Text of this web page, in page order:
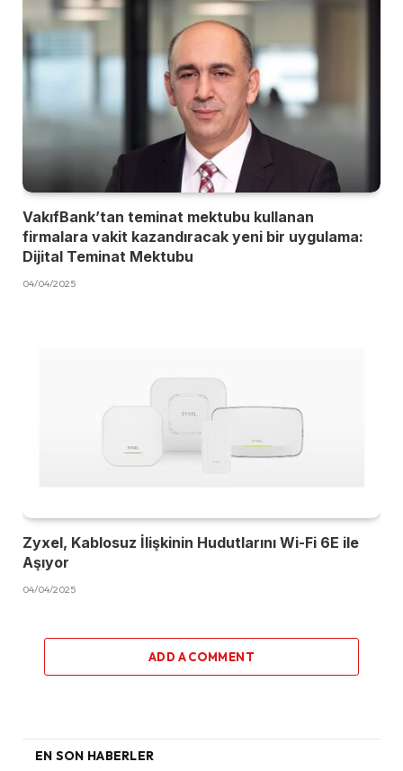
VakıfBank’tan teminat mektubu kullanan
firmalara vakit kazandıracak yeni bir uygulama:
Dijital Teminat Mektubu
04/04/2025
Zyxel, Kablosuz İlişkinin Hudutlarını Wi-Fi 6E ile
Aşıyor
04/04/2025
ADD A COMMENT
EN SON HABERLER